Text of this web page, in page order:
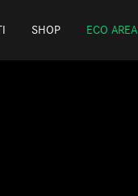
SHOP ECO AREA